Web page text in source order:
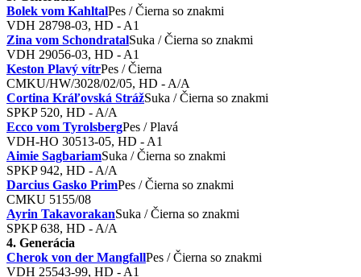
Bolek vom KahltalPes / Čierna so znakmi
VDH 28798-03, HD - A1
Zina vom SchondratalSuka / Čierna so znakmi
VDH 29056-03, HD - A1
Keston Plavý vítrPes / Čierna
CMKU/HW/3028/02/05, HD - A/A
Cortina Kráľovská StrážSuka / Čierna so znakmi
SPKP 520 , HD - A/A
Ecco vom TyrolsbergPes / Plavá
VDH-HO 30513-05, HD - A1
Aimie SagbariamSuka / Čierna so znakmi
SPKP 942 , HD - A/A
Darcius Gasko PrimPes / Čierna so znakmi
CMKU 5155/08
Ayrin TakavorakanSuka / Čierna so znakmi
SPKP 638, HD - A/A
4. Generácia
Cherok von der MangfallPes / Čierna so znakmi
VDH 25543-99, HD - A1